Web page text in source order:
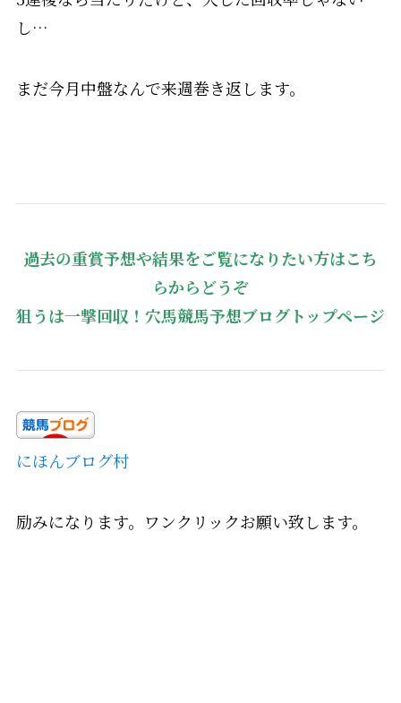
し…
まだ今月中盤なんで来週巻き返します。
過去の重賞予想や結果をご覧になりたい方はこち
らからどうぞ
狙うは一撃回収！穴馬競馬予想ブログトップページ
にほんブログ村
励みになります。ワンクリックお願い致します。